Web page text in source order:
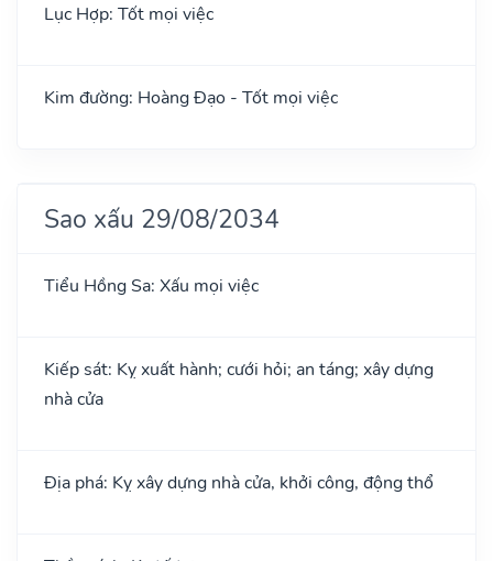
Lục Hợp: Tốt mọi việc
Kim đường: Hoàng Đạo - Tốt mọi việc
Sao xấu 29/08/2034
Tiểu Hồng Sa: Xấu mọi việc
Kiếp sát: Kỵ xuất hành; cưới hỏi; an táng; xây dựng
nhà cửa
Địa phá: Kỵ xây dựng nhà cửa, khởi công, động thổ